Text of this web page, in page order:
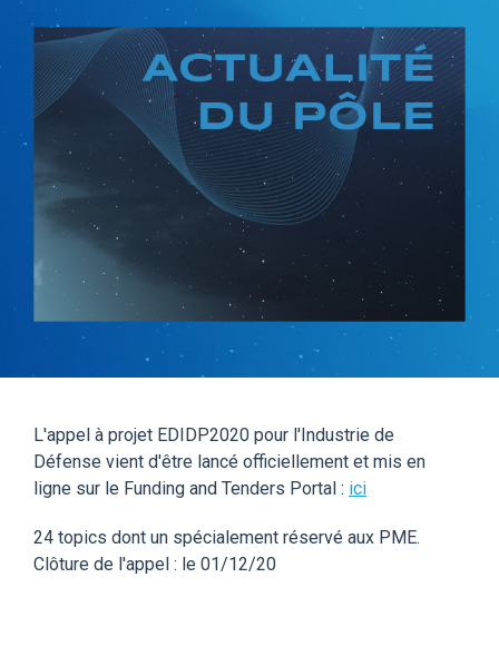
L'appel à projet EDIDP2020 pour l'Industrie de
Défense vient d'être lancé officiellement et mis en
ligne sur le Funding and Tenders Portal : ici
24 topics dont un spécialement réservé aux PME.
Clôture de l'appel : le 01/12/20